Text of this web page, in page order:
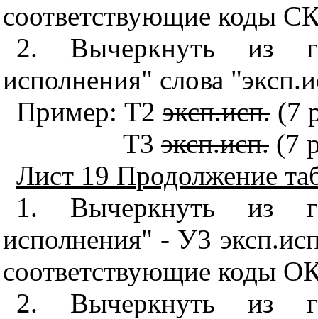
соответствующие коды
2. Вычеркнуть из
исполнения" слова
Пример: Т2 эксп.исп.(7
Т3 эксп.исп.(7
Лист 19 Продолжение
1. Вычеркнуть из
исполнения" - У3
соответствующие коды
2. Вычеркнуть из